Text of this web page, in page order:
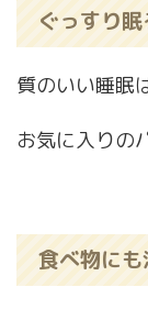
ぐっすり眠
質のいい睡眠
お気に入りの
食べ物にも